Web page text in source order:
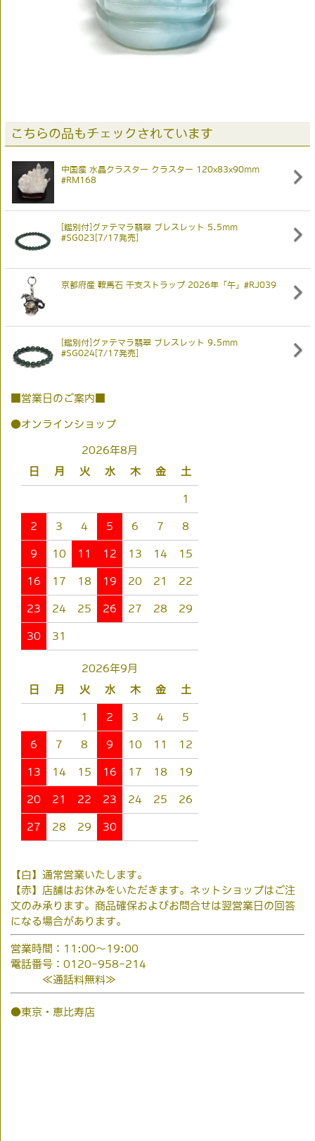
こちらの品もチェックされています
中国産 水晶クラスター クラスター 120x83x90mm
#RM168
[鑑別付]グァテマラ翡翠 ブレスレット 5.5mm
#SG023[7/17発売]
京都府産 鞍馬石 干支ストラップ 2026年「午」#RJ039
[鑑別付]グァテマラ翡翠 ブレスレット 9.5mm
#SG024[7/17発売]
■営業日のご案内■
●オンラインショップ
2026年8月
日
月 火 水 木 金 土
1
2 3 4 5 6 7 8
9 10 11 12 13 14 15
16 17 18 19 20 21 22
23 24 25 26 27 28 29
30 31
2026年9月
日
月 火 水 木 金 土
1 2 3 4 5
6 7 8 9 10 11 12
13 14 15 16 17 18 19
20 21 22 23 24 25 26
27 28 29 30
【白】通常営業いたします。
【赤】店舗はお休みをいただきます。ネットショップはご注
文のみ承ります。商品確保およびお問合せは翌営業日の回答
になる場合があります。
営業時間：11:00～19:00
電話番号：0120-958-214
≪通話料無料≫
●東京・恵比寿店